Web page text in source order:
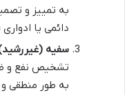
به تمییز و
دائمی یا
سفیه
تشخیص نفع و
به طور منطقی